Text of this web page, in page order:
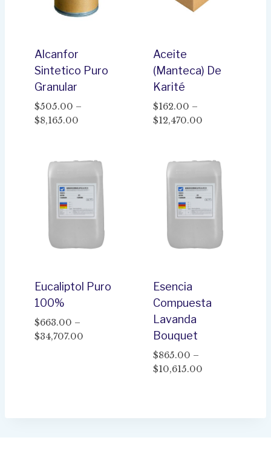
Alcanfor
Sintetico Puro
Granular
$505.00 –
$8,165.00Price
through
Aceite
(Manteca) De
Karité
$162.00 –
$12,470.00Price
through
Eucaliptol Puro
100%
$663.00 –
$34,707.00Price
Esencia
Compuesta
Lavanda
Bouquet
$865.00 –
$10,615.00Price